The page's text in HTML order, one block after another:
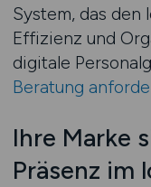
System, das den
Effizienz und
digitale
Beratung
Ihre Marke
Präsenz im